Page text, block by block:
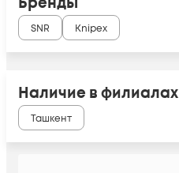
SNR Knipex
Наличие в филиалах
Ташкент